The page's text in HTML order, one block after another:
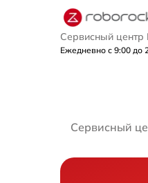
Сервисный центр
Ежедневно с 9:00 до
Сервисный